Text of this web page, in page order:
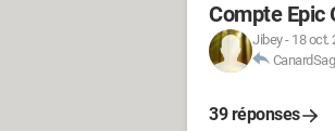
Compte Epic
Jibey- 18 oct.
39 réponses